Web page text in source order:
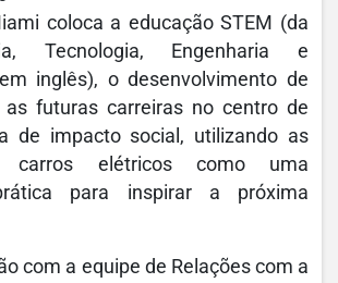
coloca a educação STEM (da
Tecnologia, Engenharia e
inglês), o desenvolvimento de
as futuras carreiras no centro de
de impacto social, utilizando as
carros elétricos como uma
para inspirar a próxima
com a equipe de Relações com a